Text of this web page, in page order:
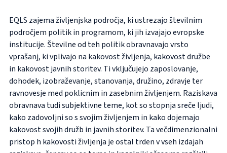
EQLS zajema življenjska področja, ki ustrezajo številnim
področjem politik in programom, ki jih izvajajo evropske
institucije. Številne od teh politik obravnavajo vrsto
vprašanj, ki vplivajo na kakovost življenja, kakovost družbe
in kakovost javnih storitev. Ti vključujejo zaposlovanje,
dohodek, izobraževanje, stanovanja, družino, zdravje ter
ravnovesje med poklicnim in zasebnim življenjem. Raziskava
obravnava tudi subjektivne teme, kot so stopnja sreče ljudi,
kako zadovoljni so s svojim življenjem in kako dojemajo
kakovost svojih družb in javnih storitev. Ta večdimenzionalni
pristop h kakovosti življenja je ostal trden v vseh izdajah